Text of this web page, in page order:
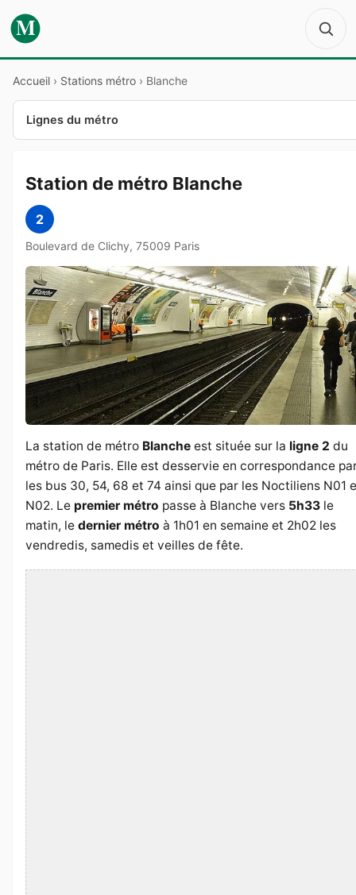
M
Accueil › Stations métro › Blanche
Lignes du métro
Station de métro Blanche
2
Boulevard de Clichy, 75009 Paris
La station de métro Blanche est située sur la ligne 2 du
métro de Paris. Elle est desservie en correspondance
les bus 30, 54, 68 et 74 ainsi que par les Noctiliens N01
N02. Le premier métro passe à Blanche vers 5h33 le
matin, le dernier métro à 1h01 en semaine et 2h02 les
vendredis, samedis et veilles de fête.